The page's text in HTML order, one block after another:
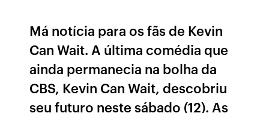
Má notícia para os fãs de Kevin
Can Wait. A última comédia que
ainda permanecia na bolha da
CBS, Kevin Can Wait, descobriu
seu futuro neste sábado (12). As